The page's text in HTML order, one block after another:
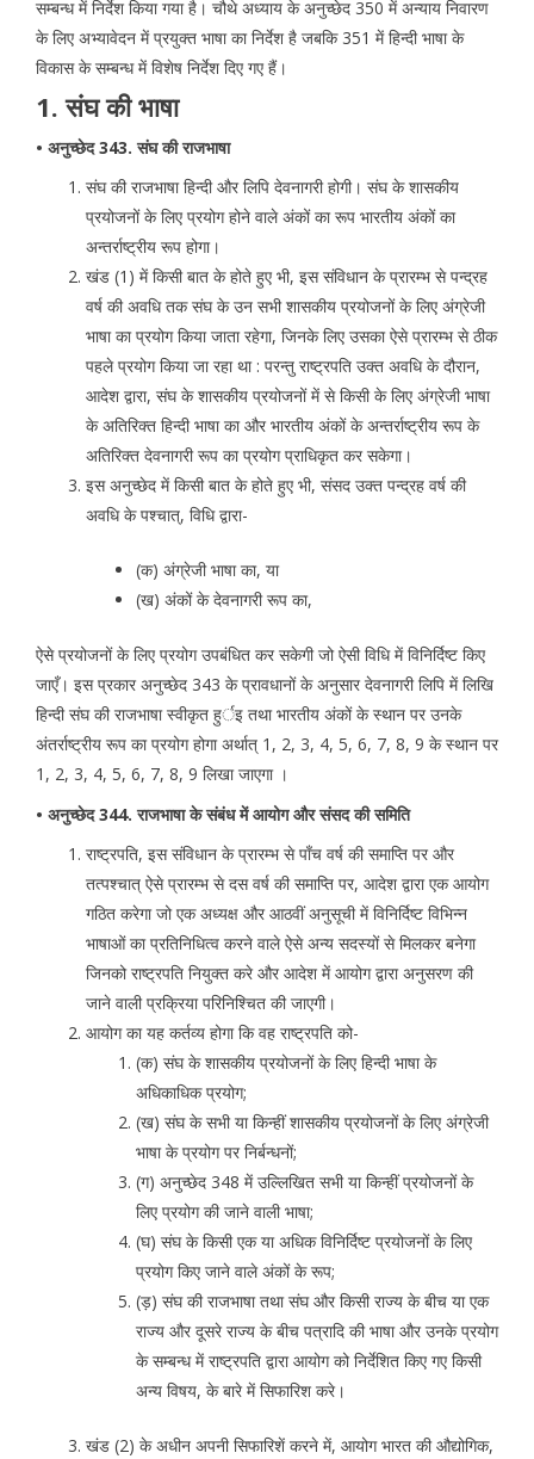
सम्बन्ध में निर्देश किया गया है। चौथे अध्याय के अनुच्छेद 350 में अन्याय निवारण
के लिए अभ्यावेदन में प्रयुक्त भाषा का निर्देश है जबकि 351 में हिन्दी भाषा के
विकास के सम्बन्ध में विशेष निर्देश दिए गए हैं।
1. संघ की भाषा
• अनुच्छेद 343. संघ की राजभाषा
संघ की राजभाषा हिन्दी और लिपि देवनागरी होगी। संघ के शासकीय
प्रयोजनों के लिए प्रयोग होने वाले अंकों का रूप भारतीय अंकों का
अन्तर्राष्ट्रीय रूप होगा।
खंड (1) में किसी बात के होते हुए भी, इस संविधान के प्रारम्भ से पन्द्रह
वर्ष की अवधि तक संघ के उन सभी शासकीय प्रयोजनों के लिए अंग्रेजी
भाषा का प्रयोग किया जाता रहेगा, जिनके लिए उसका ऐसे प्रारम्भ से ठीक
पहले प्रयोग किया जा रहा था : परन्तु राष्ट्रपति उक्त अवधि के दौरान,
आदेश द्वारा, संघ के शासकीय प्रयोजनों में से किसी के लिए अंग्रेजी भाषा
के अतिरिक्त हिन्दी भाषा का और भारतीय अंकों के अन्तर्राष्ट्रीय रूप के
अतिरिक्त देवनागरी रूप का प्रयोग प्राधिकृत कर सकेगा।
इस अनुच्छेद में किसी बात के होते हुए भी, संसद उक्त पन्द्रह वर्ष की
अवधि के पश्चात्, विधि द्वारा-
(क) अंग्रेजी भाषा का, या
(ख) अंकों के देवनागरी रूप का,
ऐसे प्रयोजनों के लिए प्रयोग उपबंधित कर सकेगी जो ऐसी विधि में विनिर्दिष्ट किए
जाएँ। इस प्रकार अनुच्छेद 343 के प्रावधानों के अनुसार देवनागरी लिपि में लिखि
हिन्दी संघ की राजभाषा स्वीकृत हुर्इ तथा भारतीय अंकों के स्थान पर उनके
अंतर्राष्ट्रीय रूप का प्रयोग होगा अर्थात् 1, 2, 3, 4, 5, 6, 7, 8, 9 के स्थान पर
1, 2, 3, 4, 5, 6, 7, 8, 9 लिखा जाएगा ।
• अनुच्छेद 344. राजभाषा के संबंध में आयोग और संसद की समिति
राष्ट्रपति, इस संविधान के प्रारम्भ से पाँच वर्ष की समाप्ति पर और
तत्पश्चात् ऐसे प्रारम्भ से दस वर्ष की समाप्ति पर, आदेश द्वारा एक आयोग
गठित करेगा जो एक अध्यक्ष और आठवीं अनुसूची में विनिर्दिष्ट विभिन्न
भाषाओं का प्रतिनिधित्व करने वाले ऐसे अन्य सदस्यों से मिलकर बनेगा
जिनको राष्ट्रपति नियुक्त करे और आदेश में आयोग द्वारा अनुसरण की
जाने वाली प्रक्रिया परिनिश्चित की जाएगी।
आयोग का यह कर्तव्य होगा कि वह राष्ट्रपति को-
(क) संघ के शासकीय प्रयोजनों के लिए हिन्दी भाषा के
अधिकाधिक प्रयोग;
(ख) संघ के सभी या किन्हीं शासकीय प्रयोजनों के लिए अंग्रेजी
भाषा के प्रयोग पर निर्बन्धनों;
(ग) अनुच्छेद 348 में उल्लिखित सभी या किन्हीं प्रयोजनों के
लिए प्रयोग की जाने वाली भाषा;
(घ) संघ के किसी एक या अधिक विनिर्दिष्ट प्रयोजनों के लिए
प्रयोग किए जाने वाले अंकों के रूप;
(ड़) संघ की राजभाषा तथा संघ और किसी राज्य के बीच या एक
राज्य और दूसरे राज्य के बीच पत्रादि की भाषा और उनके प्रयोग
के सम्बन्ध में राष्ट्रपति द्वारा आयोग को निर्देशित किए गए किसी
अन्य विषय, के बारे में सिफारिश करे।
खंड (2) के अधीन अपनी सिफारिशें करने में, आयोग भारत की औद्योगिक,